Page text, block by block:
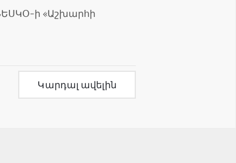
ի «Աշխարհի
Կարդալ ավելին